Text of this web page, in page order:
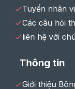
Tuyển nhân
Các câu hỏi
liên hệ với
Thông tin
Giới thiệu